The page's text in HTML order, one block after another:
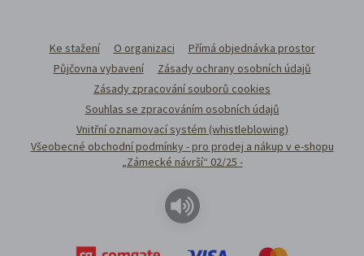
Ke stažení O organizaci
Přímá objednávka prostor
Půjčovna vybavení
Zásady ochrany osobních údajů
Zásady zpracování souborů cookies
Souhlas se zpracováním osobních údajů
Vnitřní oznamovací systém (whistleblowing)
Všeobecné obchodní podmínky - pro prodej a nákup v e-shopu
„Zámecké návrší“ 02/25 -